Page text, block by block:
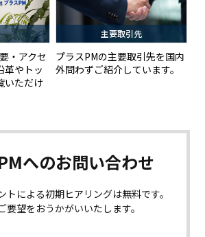
・アクセ
革やトッ
いただけ
主要取引先
プラスPMの主要取引先を国内
外問わずご紹介しています。
へのお問い合わせ
トによる初期ヒアリングは無料です。
要望をおうかがいいたします。